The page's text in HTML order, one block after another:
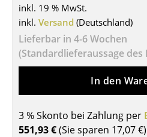
Tische
Beistelltische
Sekretäre & PC-Tische
inkl. 19 % MwSt.
inkl. Versand (Deutschland)
Lieferbar in 4-6 Wochen
(Standardlieferaussage des
In den
3 % Skonto bei Zahlung per
551,93 €(Sie sparen 17,07 €)